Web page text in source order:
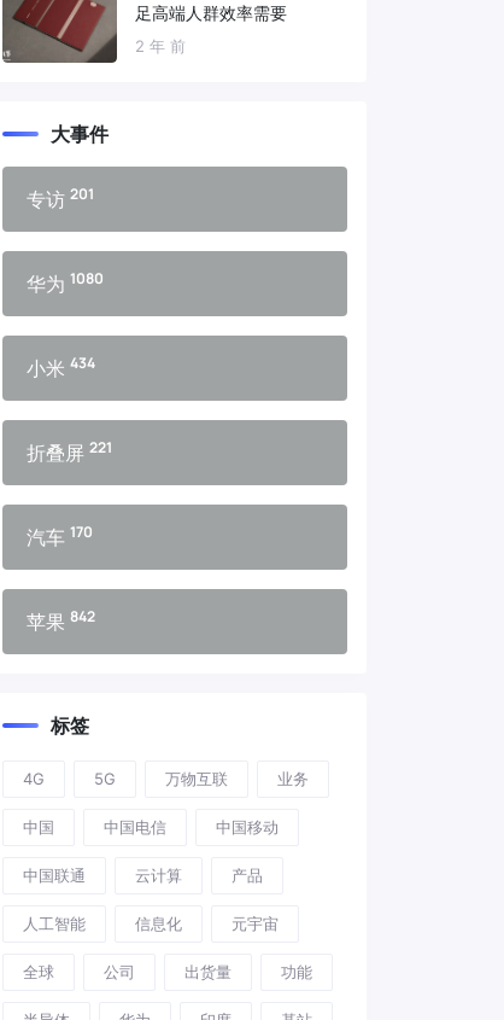
足高端人群效率需要
2 年 前
大事件
专访 201
华为 1080
小米 434
折叠屏 221
汽车 170
苹果 842
标签
4G 5G 万物互联 业务
中国 中国电信 中国移动
中国联通 云计算 产品
人工智能 信息化 元宇宙
全球 公司 出货量 功能